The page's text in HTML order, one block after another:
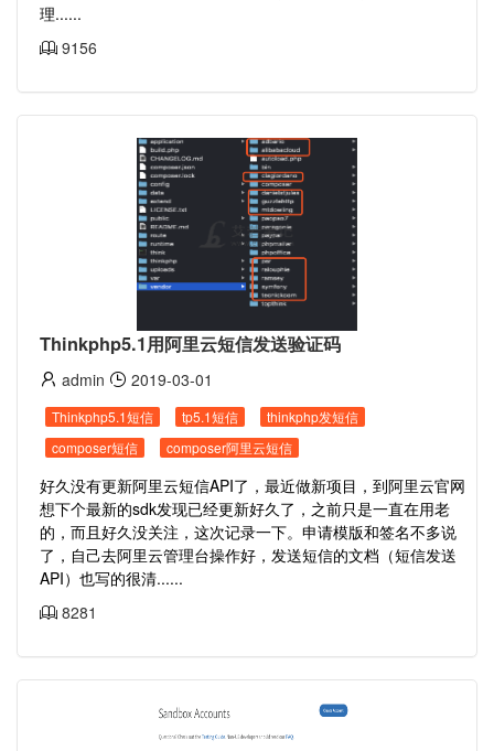
理......
9156
Thinkphp5.1用阿里云短信发送验证码
admin 2019-03-01
Thinkphp5.1短信 tp5.1短信
thinkphp发短信
composer短信
composer阿里云短信
好久没有更新阿里云短信API了，最近做新项目，到阿里云官网
想下个最新的sdk发现已经更新好久了，之前只是一直在用老
的，而且好久没关注，这次记录一下。申请模版和签名不多说
了，自己去阿里云管理台操作好，发送短信的文档（短信发送
API）也写的很清......
8281